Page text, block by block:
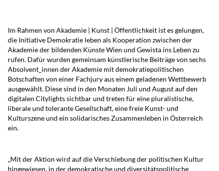
Im Rahmen von Akademie | Kunst | Öffentlichkeit ist es gelungen,
die Initiative Demokratie leben als Kooperation zwischen der
Akademie der bildenden Künste Wien und Gewista ins Leben zu
rufen. Dafür wurden gemeinsam künstlerische Beiträge von sechs
Absolvent_innen der Akademie mit demokratiepolitischen
Botschaften von einer Fachjury aus einem geladenen Wettbewerb
ausgewählt. Diese sind in den Monaten Juli und August auf den
digitalen Citylights sichtbar und treten für eine pluralistische,
liberale und tolerante Gesellschaft, eine freie Kunst- und
Kulturszene und ein solidarisches Zusammenleben in Österreich
ein.
„Mit der Aktion wird auf die Verschiebung der politischen Kultur
hingewiesen, in der demokratische und diversitätspolitische